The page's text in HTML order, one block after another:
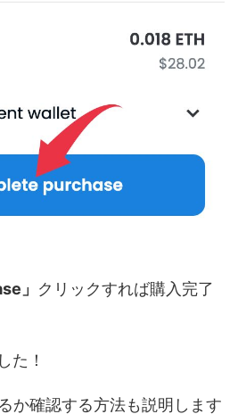
」 クリックすれば購入完了
た！
か確認する方法も説明します